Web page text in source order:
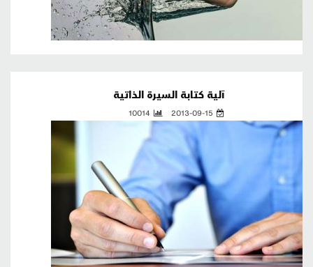
آلية كتابة السيرة الذاتية
2013-09-15
10014